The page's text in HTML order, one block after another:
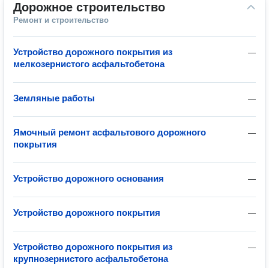
Дорожное строительство
Ремонт и строительство
—
Устройство дорожного покрытия из
мелкозернистого асфальтобетона
—
Земляные работы
—
Ямочный ремонт асфальтового дорожного
покрытия
—
Устройство дорожного основания
—
Устройство дорожного покрытия
—
Устройство дорожного покрытия из
крупнозернистого асфальтобетона